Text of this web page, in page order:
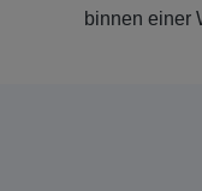
binnen einer